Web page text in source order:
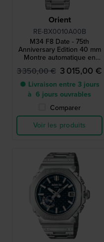
Orient
RE-BX0010A00B
M34 F8 Date - 75th
Anniversary Edition 40 mm
Montre automatique en
édition limitée avec cadran
muonionalusta
3 350,00 € 3 015,00 €
● Livraison entre 3 jours
à 6 jours ouvrables
Comparer
Voir les produits